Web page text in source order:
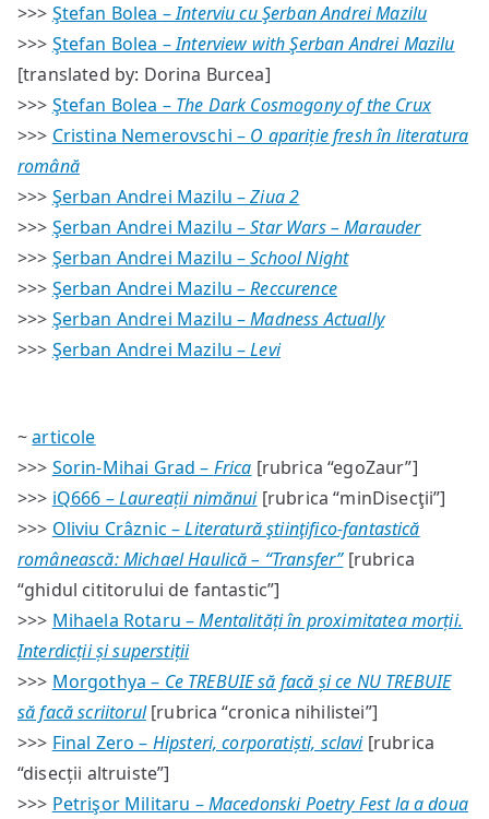
>>> Ştefan Bolea –Interviu cu Şerban Andrei Mazilu
>>> Ştefan Bolea –Interview with Şerban Andrei Mazilu
[translated by: Dorina Burcea]
>>> Ştefan Bolea – The Dark Cosmogony of the Crux
>>> Cristina Nemerovschi – O apariție fresh în literatura
română
>>> Şerban Andrei Mazilu –Ziua 2
>>> Şerban Andrei Mazilu –Star Wars – Marauder
>>> Şerban Andrei Mazilu –School Night
>>> Şerban Andrei Mazilu –Reccurence
>>> Şerban Andrei Mazilu –Madness Actually
>>> Şerban Andrei Mazilu –Levi
~articole
>>> Sorin-Mihai Grad – Frica [rubrica “egoZaur”]
>>> iQ666 –Laureații nimănui[rubrica “minDisecţii”]
>>> Oliviu Crâznic –Literatură ştiinţifico-fantastică
românească: Michael Haulică – “Transfer”[rubrica
“ghidul cititorului de fantastic”]
>>> Mihaela Rotaru –Mentalități în proximitatea morții.
Interdicții și superstiții
>>> Morgothya – Ce TREBUIE să facă și ce NU TREBUIE
să facă scriitorul[rubrica “cronica nihilistei”]
>>> Final Zero – Hipsteri, corporatiști, sclavi[rubrica
“disecții altruiste”]
>>> Petrişor Militaru –Macedonski Poetry Fest la a doua